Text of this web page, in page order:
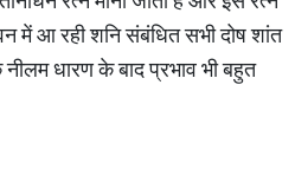
में आ रही शनि संबंधित सभी दोष शांत
धारण के बाद प्रभाव भी बहुत